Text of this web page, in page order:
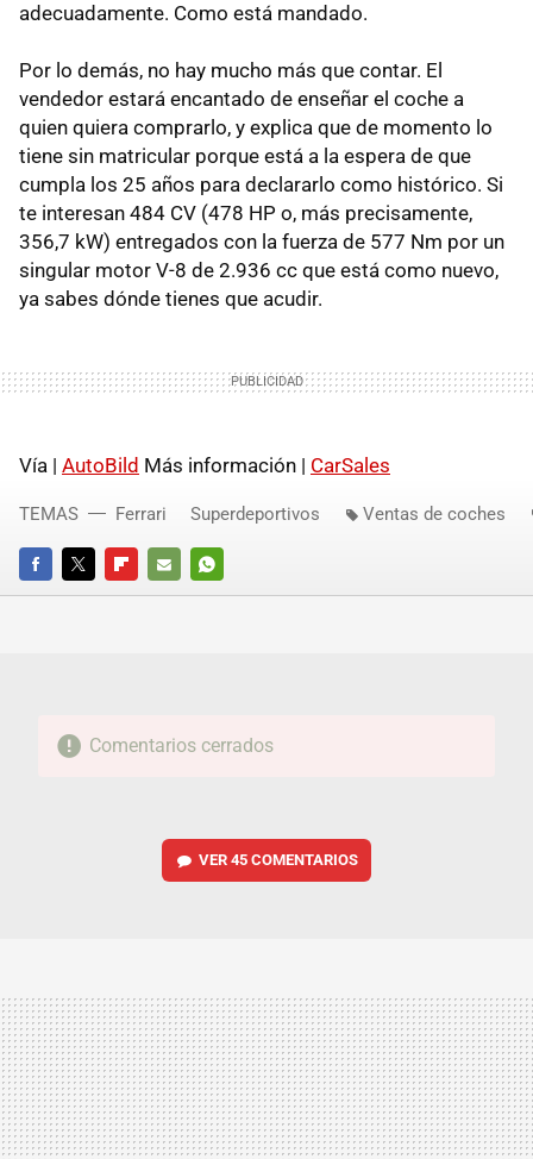
adecuadamente. Como está mandado.
Por lo demás, no hay mucho más que contar. El
vendedor estará encantado de enseñar el coche a
quien quiera comprarlo, y explica que de momento lo
tiene sin matricular porque está a la espera de que
cumpla los 25 años para declararlo como histórico. Si
te interesan 484 CV (478 HP o, más precisamente,
356,7 kW) entregados con la fuerza de 577 Nm por un
singular motor V-8 de 2.936 cc que está como nuevo,
ya sabes dónde tienes que acudir.
Vía | AutoBild Más información | CarSales
FACEBOOKTWITTERFLIPBOARD
E-
WHATSAPP
TEMAS Ferrari Superdeportivos Ventas de coches
Comentarios cerrados
VER 45 COMENTARIOS